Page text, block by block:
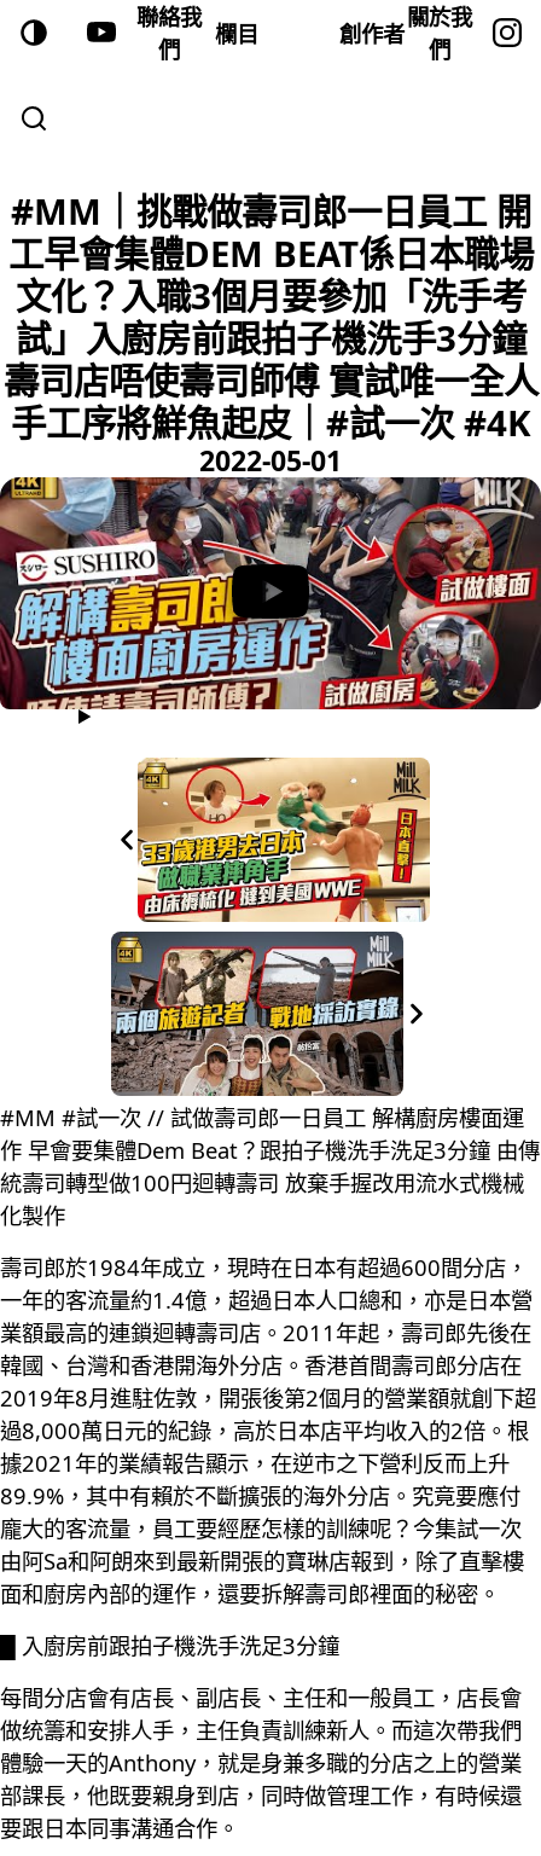
聯絡我
們
欄目 創作者
關於我
們
#MM｜挑戰做壽司郎一日員工 開
工早會集體DEM BEAT係日本職場
文化？入職3個月要參加「洗手考
試」入廚房前跟拍子機洗手3分鐘
壽司店唔使壽司師傅 實試唯一全人
手工序將鮮魚起皮｜#試一次 #4K
2022-05-01
#MM #試一次 // 試做壽司郎一日員工 解構廚房樓面運
作 早會要集體Dem Beat？跟拍子機洗手洗足3分鐘 由傳
統壽司轉型做100円迴轉壽司 放棄手握改用流水式機械
化製作
壽司郎於1984年成立，現時在日本有超過600間分店，
一年的客流量約1.4億，超過日本人口總和，亦是日本營
業額最高的連鎖迴轉壽司店。2011年起，壽司郎先後在
韓國、台灣和香港開海外分店。香港首間壽司郎分店在
2019年8月進駐佐敦，開張後第2個月的營業額就創下超
過8,000萬日元的紀錄，高於日本店平均收入的2倍。根
據2021年的業績報告顯示，在逆市之下營利反而上升
89.9%，其中有賴於不斷擴張的海外分店。究竟要應付
龐大的客流量，員工要經歷怎樣的訓練呢？今集試一次
由阿Sa和阿朗來到最新開張的寶琳店報到，除了直擊樓
面和廚房內部的運作，還要拆解壽司郎裡面的秘密。
█ 入廚房前跟拍子機洗手洗足3分鐘
每間分店會有店長、副店長、主任和一般員工，店長會
做统籌和安排人手，主任負責訓練新人。而這次帶我們
體驗一天的Anthony，就是身兼多職的分店之上的營業
部課長，他既要親身到店，同時做管理工作，有時候還
要跟日本同事溝通合作。